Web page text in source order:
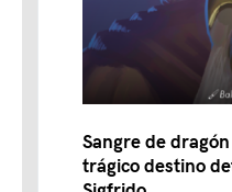
Sangre de
trágico destino